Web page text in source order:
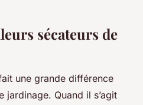
sécateurs de
une grande différence
jardinage. Quand il s’agit